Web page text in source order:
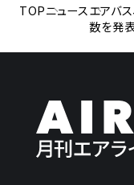
TOPニュースエアバ
数を発